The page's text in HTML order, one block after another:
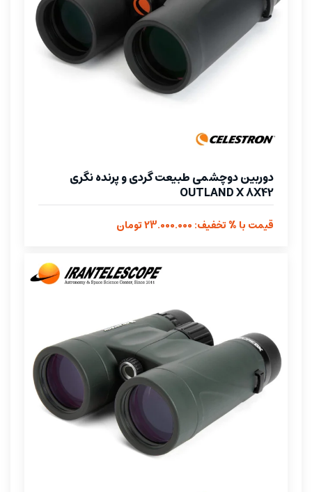
دوربین دوچشمی طبیعت گردی و پرنده نگری
OUTLAND X 8X42
قیمت با % تخفیف: 23.000.000 تومان